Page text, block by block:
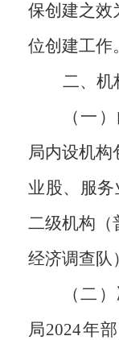
保创建之效
位创建工作。
二、机
（一
局内设机构
业股、服
二级机构（
经济调查队
（二
局2024年